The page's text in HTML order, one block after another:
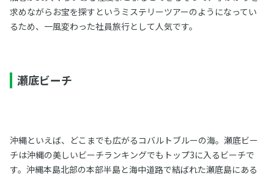
求めながらお宝を探すというミステリーツアーのようになってい
るため、一風変わった社員旅行として人気です。
瀬底ビーチ
沖縄といえば、どこまでも広がるコバルトブルーの海。瀬底ビー
チは沖縄の美しいビーチランキングでもトップ3に入るビーチで
す。沖縄本島北部の本部半島と海中道路で結ばれた瀬底島にある